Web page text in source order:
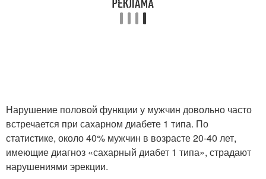
Нарушение половой функции у мужчин довольно часто
встречается при сахарном диабете 1 типа. По
статистике, около 40% мужчин в возрасте 20-40 лет,
имеющие диагноз «сахарный диабет 1 типа», страдают
нарушениями эрекции.